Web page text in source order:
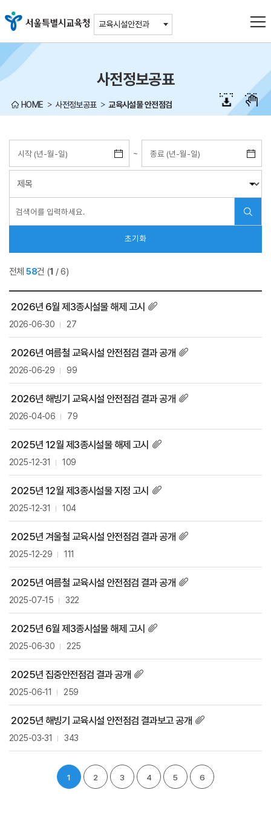
교육시설안전과
사전정보공표
HOME 사전정보공표 교육시설물 안전점검
전체58건 (1 / 6)
~
2026년 6월 제3종시설물 해제 고시
2026-06-30 27
2026년 여름철 교육시설 안전점검 결과 공개
2026-06-29 99
2026년 해빙기 교육시설 안전점검 결과 공개
2026-04-06 79
2025년 12월 제3종시설물 해제 고시
2025-12-31 109
2025년 12월 제3종시설물 지정 고시
2025-12-31 104
2025년 겨울철 교육시설 안전점검 결과 공개
2025-12-29 111
2025년 여름철 교육시설 안전점검 결과 공개
2025-07-15 322
2025년 6월 제3종시설물 해제 고시
2025-06-30 225
2025년 집중안전점검 결과 공개
2025-06-11 259
2025년 해빙기 교육시설 안전점검 결과보고 공개
2025-03-31 343
1 2 3 4 5 6